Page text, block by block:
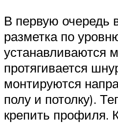
В первую очередь
разметка по
устанавливаются
протягивается
монтируются
полу и потолку).
крепить профиля.